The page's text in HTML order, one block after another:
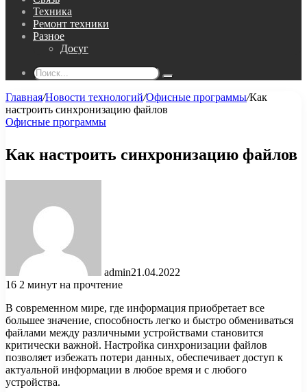
Техника
Ремонт техники
Разное
Досуг
Поиск...
Главная/Новости технологий/Офисные программы/Как
настроить синхронизацию файлов
Офисные программы
Как настроить синхронизацию файлов
admin21.04.2022
16 2 минут на прочтение
В современном мире, где информация приобретает все
большее значение, способность легко и быстро обмениваться
файлами между различными устройствами становится
критически важной. Настройка синхронизации файлов
позволяет избежать потери данных, обеспечивает доступ к
актуальной информации в любое время и с любого
устройства.